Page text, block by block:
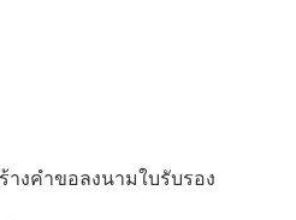
งคำขอลงนามใบรับรอง